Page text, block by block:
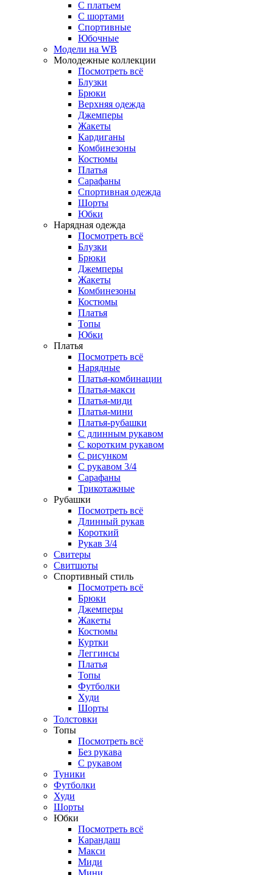
С платьем
С шортами
Спортивные
Юбочные
Модели на WB
Молодежные коллекции
Посмотреть всё
Блузки
Брюки
Верхняя одежда
Джемперы
Жакеты
Кардиганы
Комбинезоны
Костюмы
Платья
Сарафаны
Спортивная одежда
Шорты
Юбки
Нарядная одежда
Посмотреть всё
Блузки
Брюки
Джемперы
Жакеты
Комбинезоны
Костюмы
Платья
Топы
Юбки
Платья
Посмотреть всё
Нарядные
Платья-комбинации
Платья-макси
Платья-миди
Платья-мини
Платья-рубашки
С длинным рукавом
С коротким рукавом
С рисунком
С рукавом 3/4
Сарафаны
Трикотажные
Рубашки
Посмотреть всё
Длинный рукав
Короткий
Рукав 3/4
Свитеры
Свитшоты
Спортивный стиль
Посмотреть всё
Брюки
Джемперы
Жакеты
Костюмы
Куртки
Леггинсы
Платья
Топы
Футболки
Худи
Шорты
Толстовки
Топы
Посмотреть всё
Без рукава
С рукавом
Туники
Футболки
Худи
Шорты
Юбки
Посмотреть всё
Карандаш
Макси
Миди
Мини